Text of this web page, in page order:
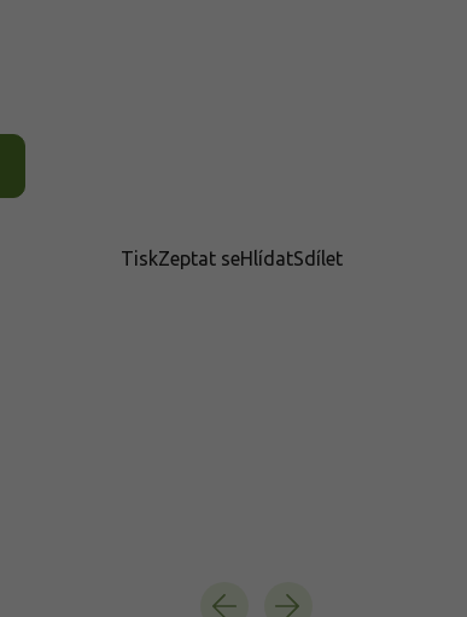
TiskZeptat seHlídatSdílet